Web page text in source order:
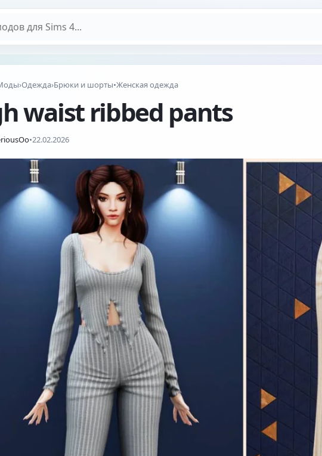
›Одежда›Брюки и шорты•Женская одежда
waist ribbed pants
•22.02.2026